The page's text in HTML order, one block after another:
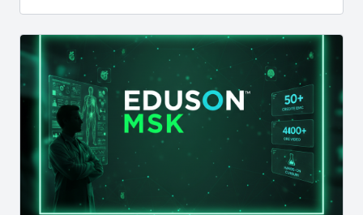
obstetrica si ginecologie în timpul premierei
webinariilor
Acces la înregistrările tuturor webinarilor pe
specialitatea obstetrica si ginecologie
Vizualizarea înregistrărilor webinarilor pe
obstetrica si ginecologie
Participarea la întâlniri live cu lectori Eduson
Cursuri nonmedicale
Materiale la care ai acces:
Ultrasonografie in ginecologie
Ecografia Transvaginala in practica Ginecologica
si Obstetricala